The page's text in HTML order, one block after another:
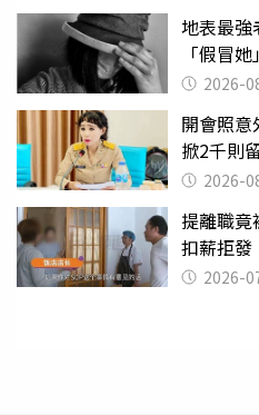
地表最
「假冒
2026-
開會照意
掀2千則
2026-
提離職竟
扣薪拒
2026-